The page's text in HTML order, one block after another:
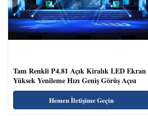
Tam Renkli P4.81 Açık Kiralık LED Ekran
Yüksek Yenileme Hızı Geniş Görüş Açısı
Hemen İletişime Geçin